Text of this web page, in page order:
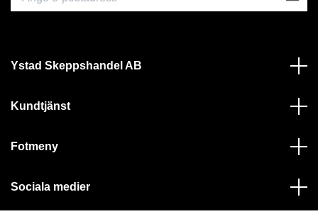
Ystad Skeppshandel AB
Kundtjänst
Fotmeny
Sociala medier